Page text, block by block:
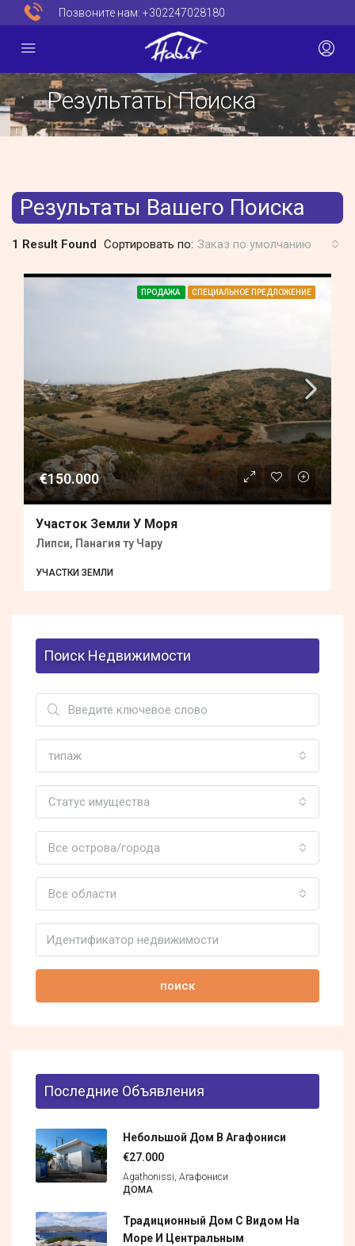
Позвоните нам: +302247028180
Результаты Поиска
Результаты Вашего Поиска
1 Result Found Сортировать по: Заказ по умолчанию
ПРОДАЖА СПЕЦИАЛЬНОЕ ПРЕДЛОЖЕНИЕ
€150.000
Участок Земли У Моря
Липси, Панагия ту Чару
УЧАСТКИ ЗЕМЛИ
Поиск Недвижимости
типаж
Статус имущества
Все острова/города
Все области
поиск
Последние Объявления
Небольшой Дом В Агафониси
€27.000
Agathonissi, Агафониси
ДОМА
Традиционный Дом С Видом На
Море И Центральным